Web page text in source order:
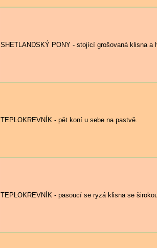
SHETLANDSKÝ PONY - stojící grošovaná klisna a
TEPLOKREVNÍK - pět koní u sebe na pastvě.
TEPLOKREVNÍK - pasoucí se ryzá klisna se